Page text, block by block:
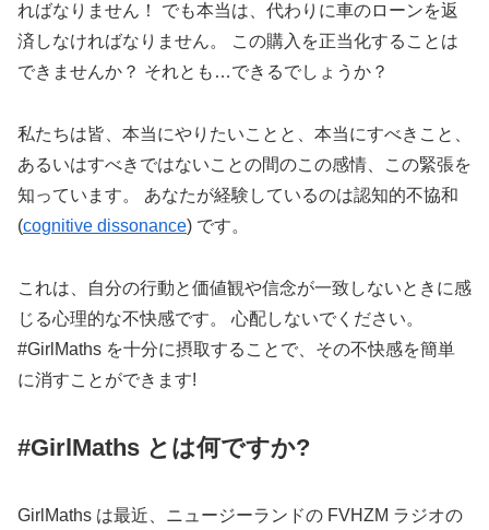
ればなりません！ でも本当は、代わりに車のローンを返
済しなければなりません。 この購入を正当化することは
できませんか？ それとも…できるでしょうか？
私たちは皆、本当にやりたいことと、本当にすべきこと、
あるいはすべきではないことの間のこの感情、この緊張を
知っています。 あなたが経験しているのは認知的不協和
(cognitive dissonance) です。
これは、自分の行動と価値観や信念が一致しないときに感
じる心理的な不快感です。 心配しないでください。
#GirlMaths を十分に摂取することで、その不快感を簡単
に消すことができます!
#GirlMaths とは何ですか?
GirlMaths は最近、ニュージーランドの FVHZM ラジオの